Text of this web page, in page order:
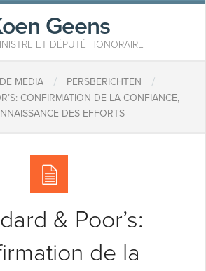
Geens
ET DÉPUTÉ HONORAIRE
MEDIA / PERSBERICHTEN /
CONFIRMATION DE LA CONFIANCE,
DES EFFORTS
& Poor’s:
de la